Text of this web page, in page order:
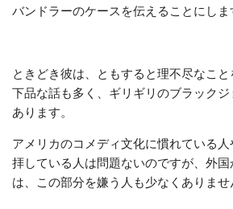
バンドラーのケースを伝えることにしま
ときどき彼は、ともすると理不尽なこと
下品な話も多く、ギリギリのブラック
あります。
アメリカのコメディ文化に慣れている
拝している人は問題ないのですが、外
は、この部分を嫌う人も少なくありませ